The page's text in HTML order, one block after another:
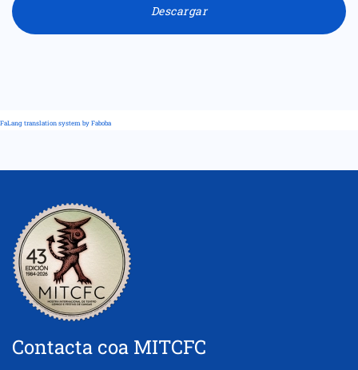
Descargar
FaLang translation system by Faboba
Contacta coa MITCFC